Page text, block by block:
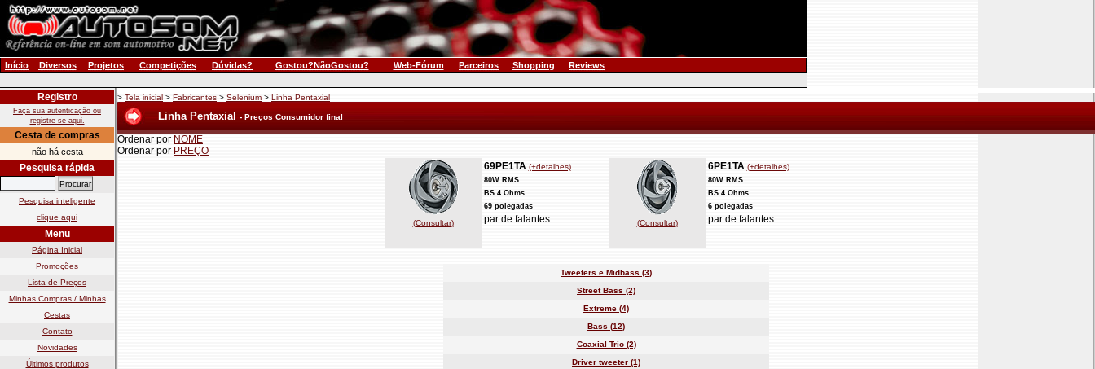
Início Diversos Projetos Competições Dúvidas? Gostou?NãoGostou? Web-Fórum Parceiros Shopping Reviews
Registro
Faça sua autenticação ou
registre-se aqui.
Cesta de compras
não há cesta
Pesquisa rápida
Pesquisa inteligente
clique aqui
Menu
Página Inicial
Promoções
Lista de Preços
Minhas Compras / Minhas
Cestas
Contato
Novidades
Últimos produtos
> Tela inicial > Fabricantes > Selenium > Linha Pentaxial
Linha Pentaxial - Preços Consumidor final
Ordenar por NOME
Ordenar por PREÇO
(Consultar)
69PE1TA (+detalhes)
80W RMS
BS 4 Ohms
69 polegadas
par de falantes (Consultar)
6PE1TA (+detalhes)
80W RMS
BS 4 Ohms
6 polegadas
par de falantes
Tweeters e Midbass (3)
Street Bass (2)
Extreme (4)
Bass (12)
Coaxial Trio (2)
Driver tweeter (1)